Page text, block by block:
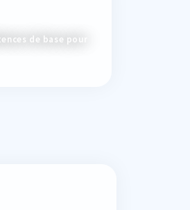
de base pour